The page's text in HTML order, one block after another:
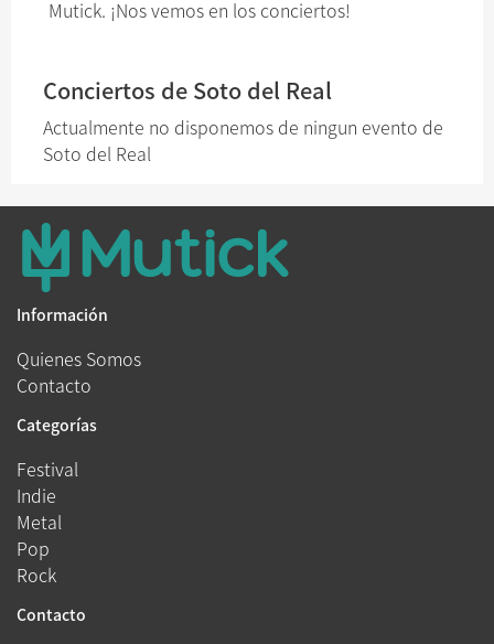
Mutick. ¡Nos vemos en los conciertos!
Conciertos de Soto del Real
Actualmente no disponemos de ningun evento de
Soto del Real
Información
Quienes Somos
Contacto
Categorías
Festival
Indie
Metal
Pop
Rock
Contacto